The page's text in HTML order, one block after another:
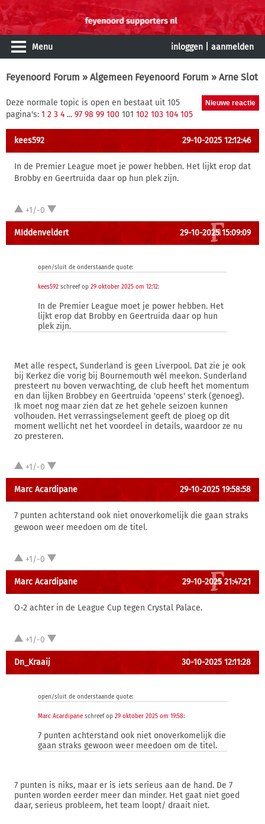
Menu inloggen aanmelden
Feyenoord Forum » Algemeen Feyenoord Forum » Arne Slot
Deze normale topic is open en bestaat uit 105
pagina's: 1 2 3 4 ... 97 98 99 100 101 102 103 104 105
kees592 29-10-2025 12:12:46
In de Premier League moet je power hebben. Het lijkt erop dat
Brobby en Geertruida daar op hun plek zijn.
+1/-0
MIddenveldert 29-10-2025 15:09:09
open/sluit de onderstaande quote:
kees592 schreef op 29 oktober 2025 om 12:12:
In de Premier League moet je power hebben. Het
lijkt erop dat Brobby en Geertruida daar op hun
plek zijn.
Met alle respect, Sunderland is geen Liverpool. Dat zie je ook
bij Kerkez die vorig bij Bournemouth wél meekon. Sunderland
presteert nu boven verwachting, de club heeft het momentum
en dan lijken Brobbey en Geertruida 'opeens' sterk (genoeg).
Ik moet nog maar zien dat ze het gehele seizoen kunnen
volhouden. Het verrassingselement geeft de ploeg op dit
moment wellicht net het voordeel in details, waardoor ze nu
zo presteren.
+1/-0
Marc Acardipane 29-10-2025 19:58:58
7 punten achterstand ook niet onoverkomelijk die gaan straks
gewoon weer meedoen om de titel.
+1/-0
Marc Acardipane 29-10-2025 21:47:21
O-2 achter in de League Cup tegen Crystal Palace.
+1/-0
Dn_Kraaij 30-10-2025 12:11:28
open/sluit de onderstaande quote:
Marc Acardipane schreef op 29 oktober 2025 om 19:58:
7 punten achterstand ook niet onoverkomelijk die
gaan straks gewoon weer meedoen om de titel.
7 punten is niks, maar er is iets serieus aan de hand. De 7
punten worden eerder meer dan minder. Het gaat niet goed
daar, serieus probleem, het team loopt/ draait niet.